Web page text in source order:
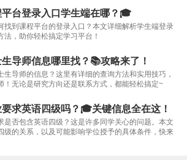
台登录入口学生端在哪？🎓
找到课程平台的登录入口？本文详细解析学生端登录
，助你轻松搞定学习平台！
导师信息哪里找？📚攻略来了！
生导师的信息？这里有详细的查询方法和实用技巧，
！无论是研究方向还是联系方式，都能轻松搞定~
求英语四级吗？🎓关键信息全在这！
是否包含英语四级？这是许多同学关心的问题。本文
级的关系，以及可能影响学位授予的具体条件，快来